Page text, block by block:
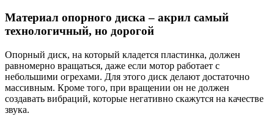
Материал опорного диска – акрил самый
технологичный, но дорогой
Опорный диск, на который кладется пластинка, должен
равномерно вращаться, даже если мотор работает с
небольшими огрехами. Для этого диск делают достаточно
массивным. Кроме того, при вращении он не должен
создавать вибраций, которые негативно скажутся на качестве
звука.